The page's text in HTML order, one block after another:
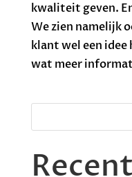
kwaliteit geven.
We zien namelijk
klant wel een idee
wat meer